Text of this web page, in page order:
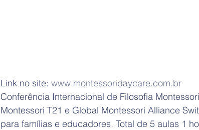
Link no site: www.montessoridaycare.com.br
Conferência Internacional de Filosofia
Montessori T21 e Global Montessori Alliance
para famílias e educadores. Total de 5 aulas 1